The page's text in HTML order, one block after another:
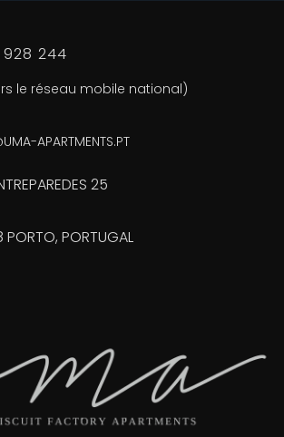
928 244
le réseau mobile national)
APARTMENTS.PT
25
PORTUGAL